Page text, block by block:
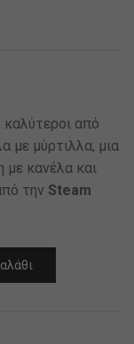
καλύτεροι από
με μύρτιλλα, μια
κανέλα και
την Steam